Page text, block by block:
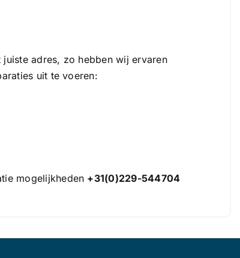
adres, zo hebben wij ervaren
uit te voeren:
mogelijkheden +31(0)229-544704